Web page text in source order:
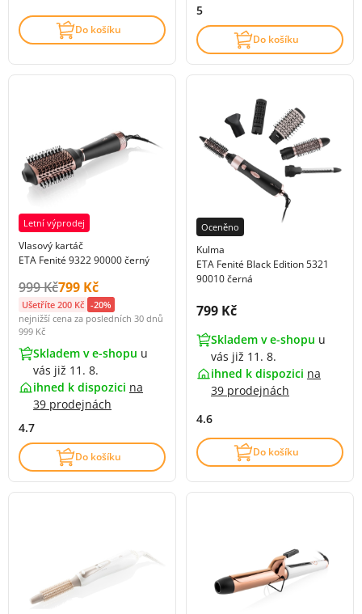
Do košíku
5
Do košíku
Letní výprodej
Vlasový kartáč
ETA Fenité 9322 90000 černý
Původní cena s DPH:
999 KčCena s DPH:
799 Kč
Ušetříte 200 Kč -20%
nejnižší cena za posledních 30 dnů
999 Kč
Skladem v e-shopu u
vás již 11. 8.
ihned k dispozici na
39 prodejnách
4.7
Do košíku
Oceněno
Kulma
ETA Fenité Black Edition 5321
90010 černá
Cena s DPH:
799 Kč
Skladem v e-shopu u
vás již 11. 8.
ihned k dispozici na
39 prodejnách
4.6
Do košíku